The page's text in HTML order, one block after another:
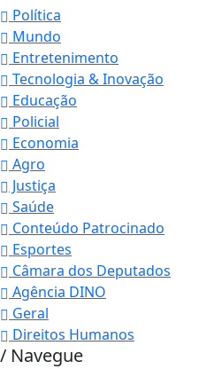
Política
Mundo
Entretenimento
Tecnologia & Inovação
Educação
Policial
Economia
Agro
Justiça
Saúde
Conteúdo Patrocinado
Esportes
Câmara dos Deputados
Agência DINO
Geral
Direitos Humanos
/ Navegue